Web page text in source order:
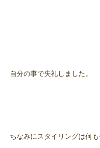
自分の事で失礼しました。
ちなみにスタイリングは何も